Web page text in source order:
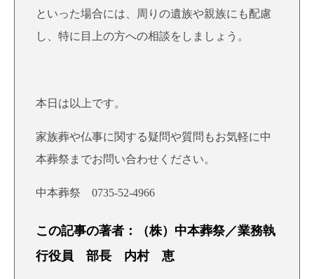
といった場合には、周りの遺族や親族にも配慮
し、特に目上の方への相談をしましょう。
本日は以上です。
家族葬や仏事に関する疑問や質問もお気軽に中
本葬祭までお問い合わせください。
中本葬祭 0735-52-4966
この記事の著者：（株）中本葬祭／業務執
行役員 部長 内村 恵